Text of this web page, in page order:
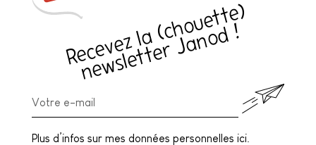
R
e
c
e
v
e
z
l
a
(
c
h
o
u
e
t
t
e
)
n
e
w
sl
e
t
t
e
r
J
a
n
o
d
!
Plus d’infos sur mes données personnelles ici.